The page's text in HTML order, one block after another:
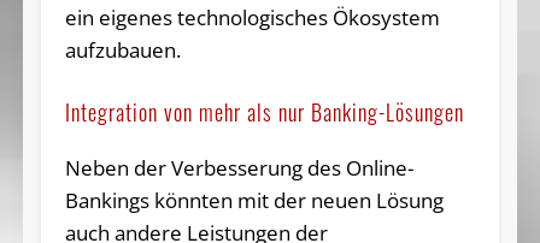
ein eigenes technologisches Ökosystem
aufzubauen.
Integration von mehr als nur Banking-Lösungen
Neben der Verbesserung des Online-
Bankings könnten mit der neuen Lösung
auch andere Leistungen der